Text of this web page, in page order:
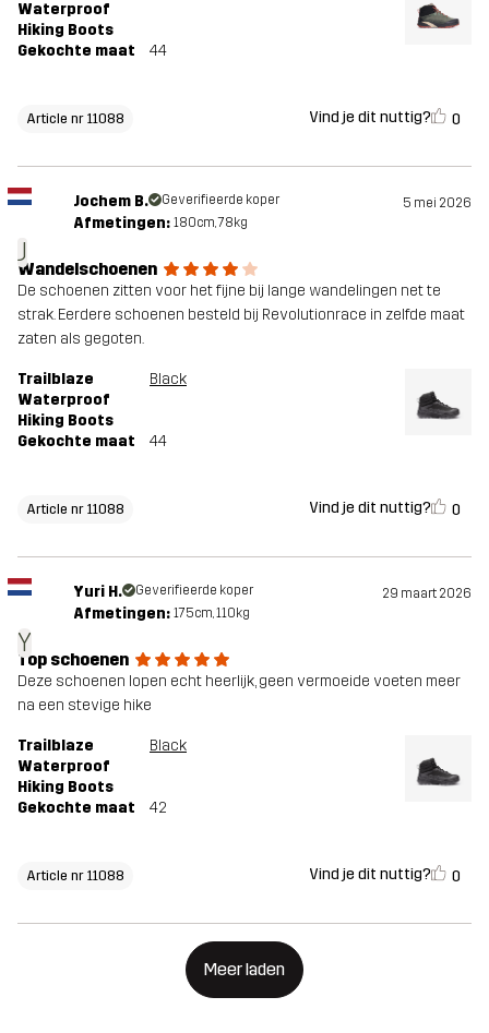
Waterproof
Hiking Boots
Gekochte maat 44
Article nr 11088 Vind je dit nuttig? 0
J
Jochem B. Geverifieerde koper 5 mei 2026
Afmetingen: 180cm, 78kg
Wandelschoenen
De schoenen zitten voor het fijne bij lange wandelingen net te
strak. Eerdere schoenen besteld bij Revolutionrace in zelfde maat
zaten als gegoten.
Trailblaze
Waterproof
Hiking Boots
Black
Gekochte maat 44
Article nr 11088 Vind je dit nuttig? 0
Y
Yuri H. Geverifieerde koper 29 maart 2026
Afmetingen: 175cm, 110kg
Top schoenen
Deze schoenen lopen echt heerlijk, geen vermoeide voeten meer
na een stevige hike
Trailblaze
Waterproof
Hiking Boots
Black
Gekochte maat 42
Article nr 11088 Vind je dit nuttig? 0
Meer laden